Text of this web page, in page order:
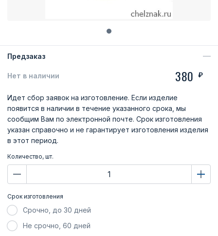
Предзаказ
Нет в наличии 380 ₽
Идет сбор заявок на изготовление. Если изделие
появится в наличии в течение указанного срока, мы
сообщим Вам по электронной почте. Срок изготовления
указан справочно и не гарантирует изготовления изделия
в этот период.
Количество, шт.
Срок изготовления
Срочно, до 30 дней
Не срочно, 60 дней